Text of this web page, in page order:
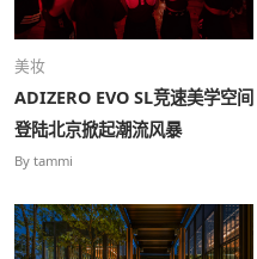
美妆
ADIZERO EVO SL竞速美学空间
登陆北京掀起潮流风暴
By tammi